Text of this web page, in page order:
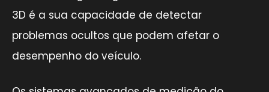
3D é a sua capacidade de detectar
problemas ocultos que podem afetar o
desempenho do veículo.